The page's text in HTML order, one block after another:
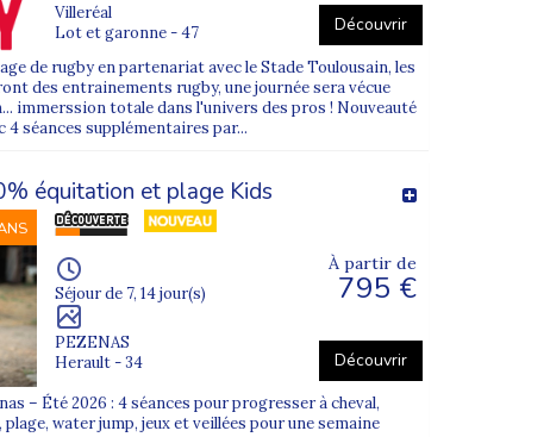
Villeréal
Lot et garonne - 47
Découvrir
de rugby en partenariat avec le Stade Toulousain, les
des entrainements rugby, une journée sera vécue
immerssion totale dans l'univers des pros ! Nouveauté
4 séances supplémentaires par...
équitation et plage Kids
Séjour de 7, 14 jour(s)
PEZENAS
Herault - 34
À partir de
795 €
Découvrir
– Été 2026 : 4 séances pour progresser à cheval,
water jump, jeux et veillées pour une semaine